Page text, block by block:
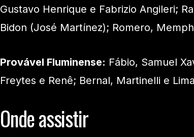
Gustavo Henrique e Fabrizio Angileri;
Bidon (José Martínez); Romero,
Provável Fluminense: Fábio, Samuel
Freytes e Renê; Bernal, Martinelli e
Onde assistir